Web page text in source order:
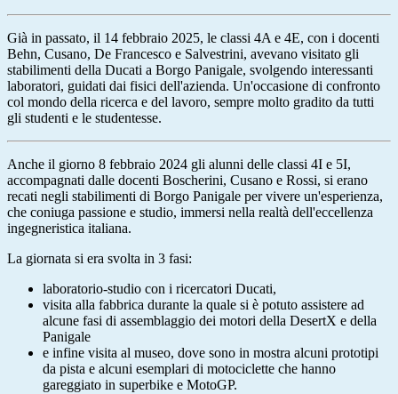
Già in passato, il 14 febbraio 2025, le classi 4A e 4E, con i docenti
Behn, Cusano, De Francesco e Salvestrini, avevano visitato gli
stabilimenti della Ducati a Borgo Panigale, svolgendo interessanti
laboratori, guidati dai fisici dell'azienda. Un'occasione di confronto
col mondo della ricerca e del lavoro, sempre molto gradito da tutti
gli studenti e le studentesse.
Anche il giorno 8 febbraio 2024 gli alunni delle classi 4I e 5I,
accompagnati dalle docenti Boscherini, Cusano e Rossi, si erano
recati negli stabilimenti di Borgo Panigale per vivere un'esperienza,
che coniuga passione e studio, immersi nella realtà dell'eccellenza
ingegneristica italiana.
La giornata si era svolta in 3 fasi:
laboratorio-studio con i ricercatori Ducati,
visita alla fabbrica durante la quale si è potuto assistere ad
alcune fasi di assemblaggio dei motori della DesertX e della
Panigale
e infine visita al museo, dove sono in mostra alcuni prototipi
da pista e alcuni esemplari di motociclette che hanno
gareggiato in superbike e MotoGP.